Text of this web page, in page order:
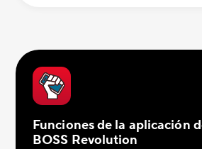
Funciones de la aplicación
BOSS Revolution